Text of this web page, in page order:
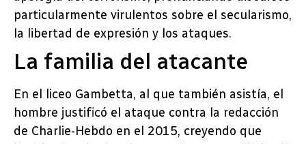
particularmente virulentos sobre el secularismo,
la libertad de expresión y los ataques.
La familia del atacante
En el liceo Gambetta, al que también asistía, el
hombre justificó el ataque contra la redacción
de Charlie-Hebdo en el 2015, creyendo que